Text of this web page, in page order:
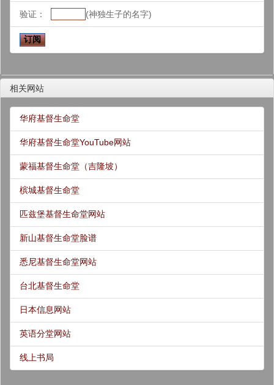
验证： (神独生子的名字)
相关网站
华府基督生命堂
华府基督生命堂YouTube网站
蒙福基督生命堂（吉隆坡）
槟城基督生命堂
匹兹堡基督生命堂网站
新山基督生命堂脸谱
悉尼基督生命堂网站
台北基督生命堂
日本信息网站
英语分堂网站
线上书局